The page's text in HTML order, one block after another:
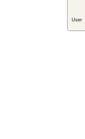
User